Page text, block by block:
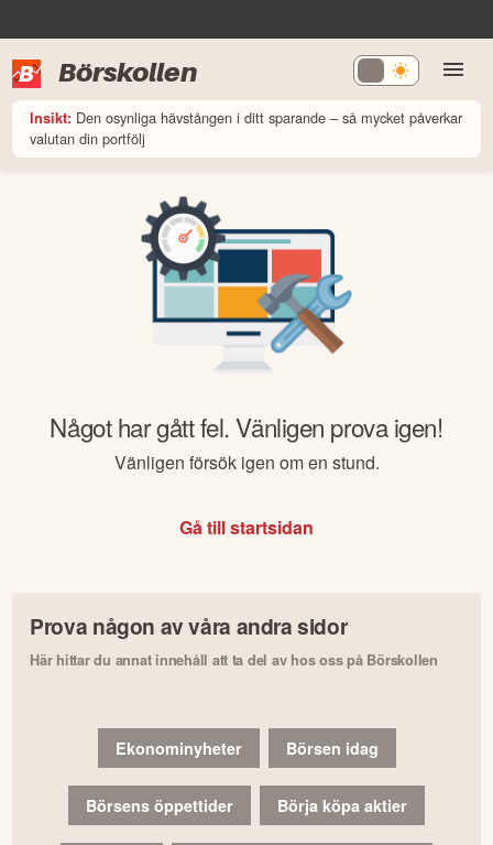
Börskollen
Insikt: Den osynliga hävstången i ditt sparande – så mycket påverkar
valutan din portfölj
Något har gått fel. Vänligen prova igen!
Vänligen försök igen om en stund.
Gå till startsidan
Prova någon av våra andra sidor
Här hittar du annat innehåll att ta del av hos oss på Börskollen
Ekonominyheter Börsen idag
Börsens öppettider Börja köpa aktier